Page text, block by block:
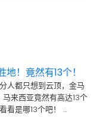
！竟然有13个！
人都只想到云顶，金马
来西亚竟然有高达13个
看是哪13个吧！ …